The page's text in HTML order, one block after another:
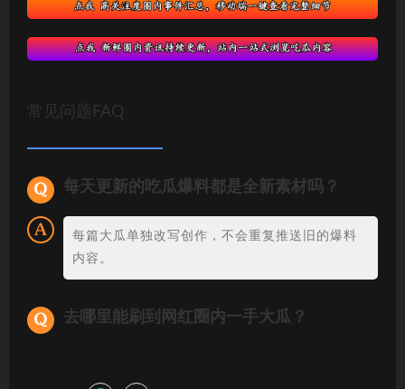
常见问题FAQ
每天更新的吃瓜爆料都是全新素材吗？
每篇大瓜单独改写创作，不会重复推送旧的爆料
内容。
去哪里能刷到网红圈内一手大瓜？